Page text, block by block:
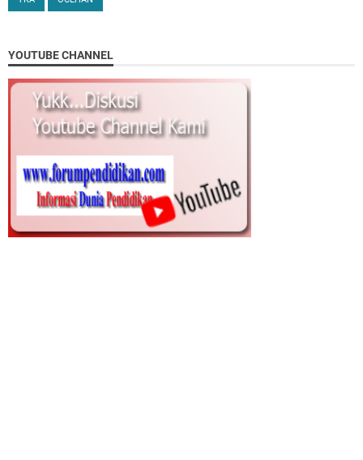
YOUTUBE CHANNEL